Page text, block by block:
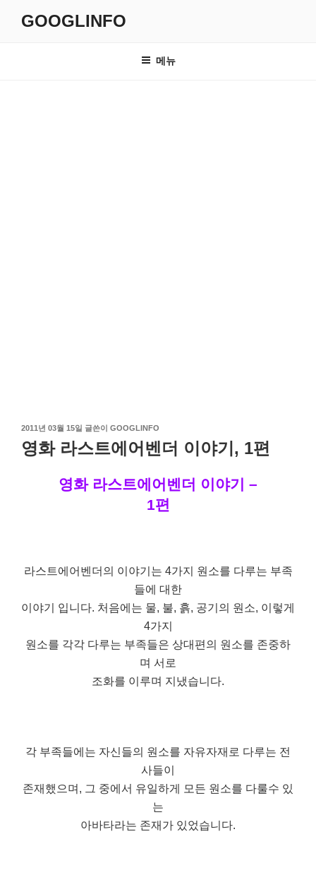
GOOGLINFO
메뉴
작
성
일
2011년 03월 15일 글쓴이 GOOGLINFO
영화 라스트에어벤더 이야기, 1편
영화 라스트에어벤더 이야기 –
1편
라스트에어벤더의 이야기는 4가지 원소를 다루는 부족
들에 대한
이야기 입니다. 처음에는 물, 불, 흙, 공기의 원소, 이렇게
4가지
원소를 각각 다루는 부족들은 상대편의 원소를 존중하
며 서로
조화를 이루며 지냈습니다.
각 부족들에는 자신들의 원소를 자유자재로 다루는 전
사들이
존재했으며, 그 중에서 유일하게 모든 원소를 다룰수 있
는
아바타라는 존재가 있었습니다.